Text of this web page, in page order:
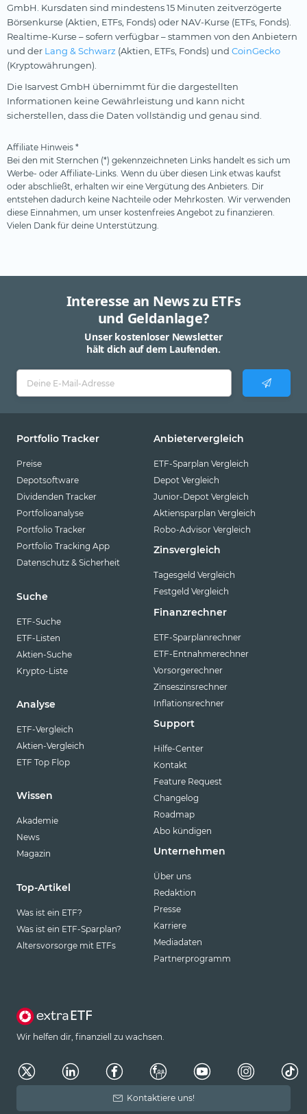
GmbH. Kursdaten sind mindestens 15 Minuten zeitverzögerte
Börsenkurse (Aktien, ETFs, Fonds) oder NAV-Kurse (ETFs, Fonds).
Realtime-Kurse – sofern verfügbar – stammen von den Anbietern
und der Lang & Schwarz (Aktien, ETFs, Fonds) und CoinGecko
(Kryptowährungen).
Die Isarvest GmbH übernimmt für die dargestellten
Informationen keine Gewährleistung und kann nicht
sicherstellen, dass die Daten vollständig und genau sind.
Affiliate Hinweis *
Bei den mit Sternchen (*) gekennzeichneten Links handelt es sich um
Werbe- oder Affiliate-Links. Wenn du über diesen Link etwas kaufst
oder abschließt, erhalten wir eine Vergütung des Anbieters. Dir
entstehen dadurch keine Nachteile oder Mehrkosten. Wir verwenden
diese Einnahmen, um unser kostenfreies Angebot zu finanzieren.
Vielen Dank für deine Unterstützung.
Interesse an News zu ETFs
und Geldanlage?
Unser kostenloser Newsletter
hält dich auf dem Laufenden.
Portfolio Tracker
Preise
Depotsoftware
Dividenden Tracker
Portfolioanalyse
Portfolio Tracker
Portfolio Tracking App
Datenschutz & Sicherheit
Suche
ETF-Suche
ETF-Listen
Aktien-Suche
Krypto-Liste
Analyse
ETF-Vergleich
Aktien-Vergleich
ETF Top Flop
Wissen
Akademie
News
Magazin
Top-Artikel
Was ist ein ETF?
Was ist ein ETF-Sparplan?
Altersvorsorge mit ETFs
Anbietervergleich
ETF-Sparplan Vergleich
Depot Vergleich
Junior-Depot Vergleich
Aktiensparplan Vergleich
Robo-Advisor Vergleich
Zinsvergleich
Tagesgeld Vergleich
Festgeld Vergleich
Finanzrechner
ETF-Sparplanrechner
ETF-Entnahmerechner
Vorsorgerechner
Zinseszinsrechner
Inflationsrechner
Support
Hilfe-Center
Kontakt
Feature Request
Changelog
Roadmap
Abo kündigen
Unternehmen
Über uns
Redaktion
Presse
Karriere
Mediadaten
Partnerprogramm
Wir helfen dir, finanziell zu wachsen.
Kontaktiere uns!